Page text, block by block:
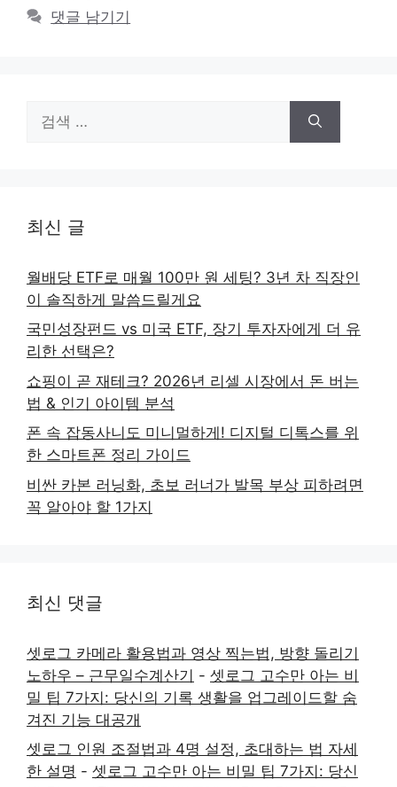
댓글 남기기
색:
최신 글
월배당 ETF로 매월 100만 원 세팅? 3년 차 직장인
이 솔직하게 말씀드릴게요
국민성장펀드 vs 미국 ETF, 장기 투자자에게 더 유
리한 선택은?
쇼핑이 곧 재테크? 2026년 리셀 시장에서 돈 버는
법 & 인기 아이템 분석
폰 속 잡동사니도 미니멀하게! 디지털 디톡스를 위
한 스마트폰 정리 가이드
비싼 카본 러닝화, 초보 러너가 발목 부상 피하려면
꼭 알아야 할 1가지
최신 댓글
셋로그 카메라 활용법과 영상 찍는법, 방향 돌리기
노하우 – 근무일수계산기 - 셋로그 고수만 아는 비
밀 팁 7가지: 당신의 기록 생활을 업그레이드할 숨
겨진 기능 대공개
셋로그 인원 조절법과 4명 설정, 초대하는 법 자세
한 설명 - 셋로그 고수만 아는 비밀 팁 7가지: 당신